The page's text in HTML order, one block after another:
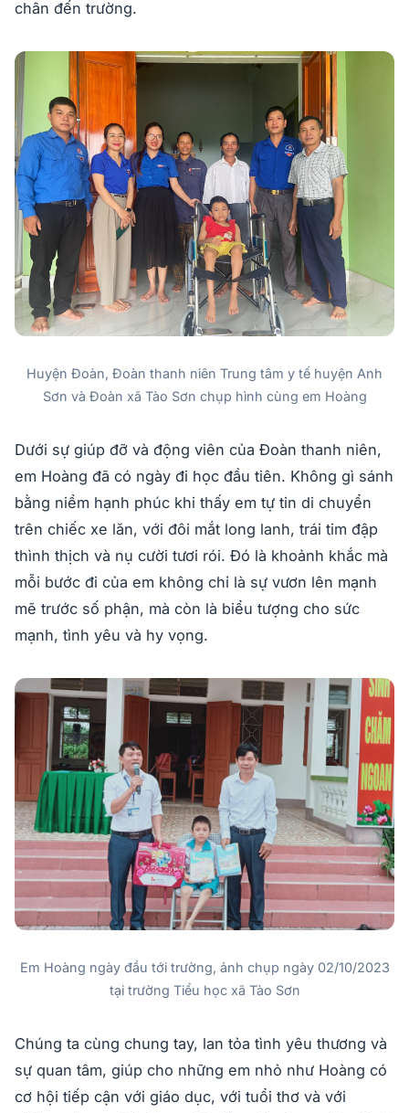
chân đến trường.
Huyện Đoàn, Đoàn thanh niên Trung tâm y tế huyện Anh
Sơn và Đoàn xã Tào Sơn chụp hình cùng em Hoàng
Dưới sự giúp đỡ và động viên của Đoàn thanh niên,
em Hoàng đã có ngày đi học đầu tiên. Không gì sánh
bằng niềm hạnh phúc khi thấy em tự tin di chuyển
trên chiếc xe lăn, với đôi mắt long lanh, trái tim đập
thình thịch và nụ cười tươi rói. Đó là khoảnh khắc mà
mỗi bước đi của em không chỉ là sự vươn lên mạnh
mẽ trước số phận, mà còn là biểu tượng cho sức
mạnh, tình yêu và hy vọng.
Em Hoàng ngày đầu tới trường, ảnh chụp ngày 02/10/2023
tại trường Tiểu học xã Tào Sơn
Chúng ta cùng chung tay, lan tỏa tình yêu thương và
sự quan tâm, giúp cho những em nhỏ như Hoàng có
cơ hội tiếp cận với giáo dục, với tuổi thơ và với